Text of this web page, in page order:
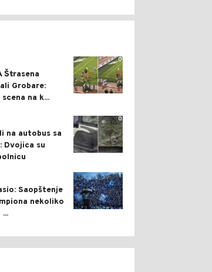
0
Štrasena
Grobare:
na k...
0
na autobus sa
Dvojica su
1
Saopštenje
nekoliko